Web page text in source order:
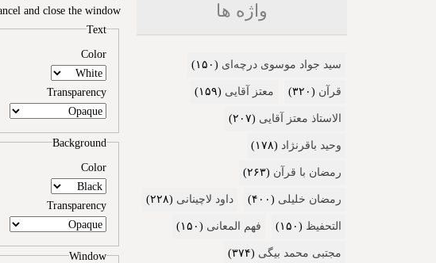
and close the window.
Text
Color
Transparency
Background
Color
Transparency
Window
واژه ها
سید جواد موسوی درچه‌ای (۱۵۰)
قرآن (۳۲۰) معتز آقایی (۱۵۹)
الاستاذ معتز آقایی (۲۰۷)
وحید باقرنژاد (۱۷۸)
رمضان با قرآن (۲۶۳)
رمضان خلیلی (۴۰۰) داود لاچینانی (۲۲۸)
التحفیظ (۱۵۰) فهم المعانی (۱۵۰)
مجتبی محمد بیگی (۳۷۴)